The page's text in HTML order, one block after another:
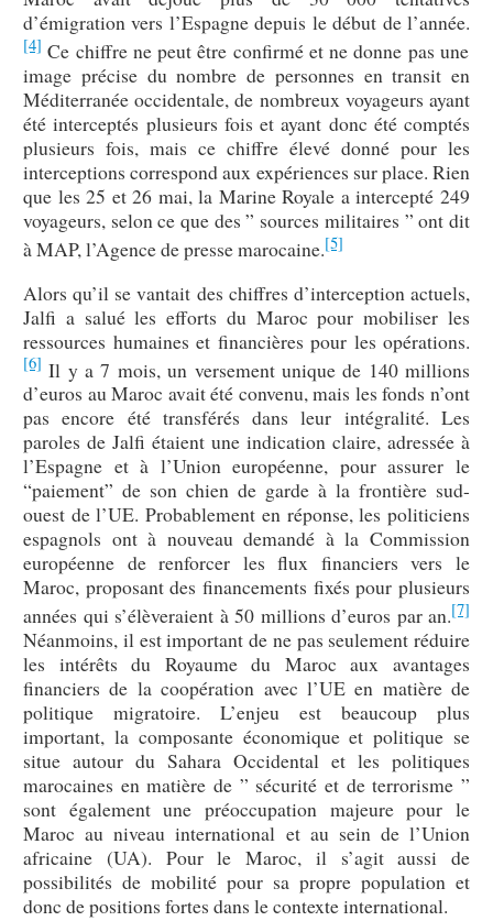
d’émigration vers l’Espagne depuis le début de l’année.
[4] Ce chiffre ne peut être confirmé et ne donne pas une
image précise du nombre de personnes en transit en
Méditerranée occidentale, de nombreux voyageurs ayant
été interceptés plusieurs fois et ayant donc été comptés
plusieurs fois, mais ce chiffre élevé donné pour les
interceptions correspond aux expériences sur place. Rien
que les 25 et 26 mai, la Marine Royale a intercepté 249
voyageurs, selon ce que des ” sources militaires ” ont dit
à MAP, l’Agence de presse marocaine.[5]
Alors qu’il se vantait des chiffres d’interception actuels,
Jalfi a salué les efforts du Maroc pour mobiliser les
ressources humaines et financières pour les opérations.
[6] Il y a 7 mois, un versement unique de 140 millions
d’euros au Maroc avait été convenu, mais les fonds n’ont
pas encore été transférés dans leur intégralité. Les
paroles de Jalfi étaient une indication claire, adressée à
l’Espagne et à l’Union européenne, pour assurer le
“paiement” de son chien de garde à la frontière sud-
ouest de l’UE. Probablement en réponse, les politiciens
espagnols ont à nouveau demandé à la Commission
européenne de renforcer les flux financiers vers le
Maroc, proposant des financements fixés pour plusieurs
années qui s’élèveraient à 50 millions d’euros par an.[7]
Néanmoins, il est important de ne pas seulement réduire
les intérêts du Royaume du Maroc aux avantages
financiers de la coopération avec l’UE en matière de
politique migratoire. L’enjeu est beaucoup plus
important, la composante économique et politique se
situe autour du Sahara Occidental et les politiques
marocaines en matière de ” sécurité et de terrorisme ”
sont également une préoccupation majeure pour le
Maroc au niveau international et au sein de l’Union
africaine (UA). Pour le Maroc, il s’agit aussi de
possibilités de mobilité pour sa propre population et
donc de positions fortes dans le contexte international.